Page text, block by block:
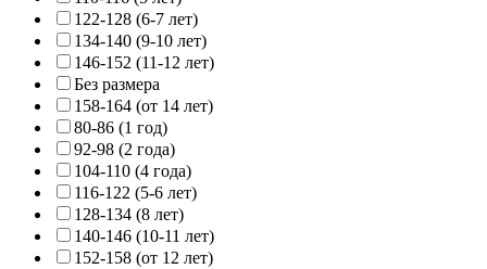
122-128 (6-7 лет)
134-140 (9-10 лет)
146-152 (11-12 лет)
Без размера
158-164 (от 14 лет)
80-86 (1 год)
92-98 (2 года)
104-110 (4 года)
116-122 (5-6 лет)
128-134 (8 лет)
140-146 (10-11 лет)
152-158 (от 12 лет)